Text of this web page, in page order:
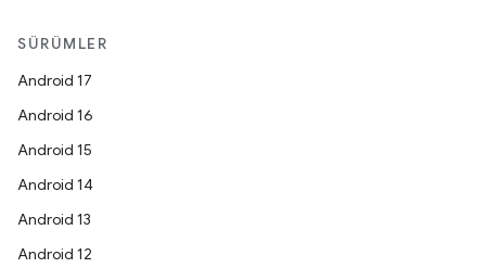
SÜRÜMLER
Android 17
Android 16
Android 15
Android 14
Android 13
Android 12